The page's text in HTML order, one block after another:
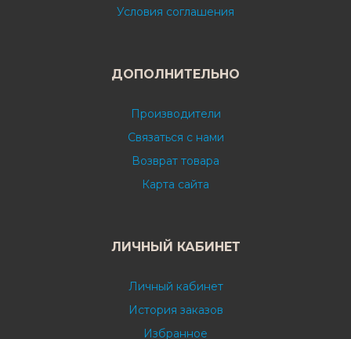
Условия соглашения
ДОПОЛНИТЕЛЬНО
Производители
Связаться с нами
Возврат товара
Карта сайта
ЛИЧНЫЙ КАБИНЕТ
Личный кабинет
История заказов
Избранное